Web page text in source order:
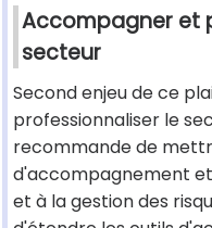
Accompagner et
secteur
Second enjeu de ce
professionnaliser le
recommande de
d'accompagnement
et à la gestion des